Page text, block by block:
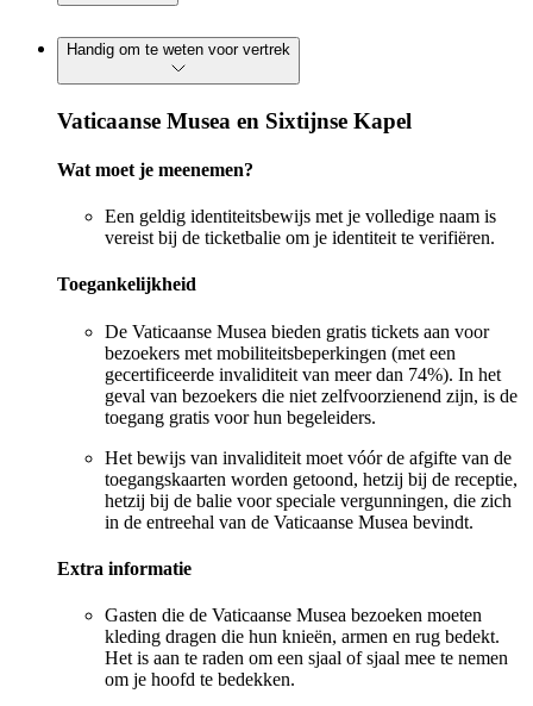
Handig om te weten voor vertrek
Vaticaanse Musea en Sixtijnse Kapel
Wat moet je meenemen?
Een geldig identiteitsbewijs met je volledige naam is
vereist bij de ticketbalie om je identiteit te verifiëren.
Toegankelijkheid
De Vaticaanse Musea bieden gratis tickets aan voor
bezoekers met mobiliteitsbeperkingen (met een
gecertificeerde invaliditeit van meer dan 74%). In het
geval van bezoekers die niet zelfvoorzienend zijn, is de
toegang gratis voor hun begeleiders.
Het bewijs van invaliditeit moet vóór de afgifte van de
toegangskaarten worden getoond, hetzij bij de receptie,
hetzij bij de balie voor speciale vergunningen, die zich
in de entreehal van de Vaticaanse Musea bevindt.
Extra informatie
Gasten die de Vaticaanse Musea bezoeken moeten
kleding dragen die hun knieën, armen en rug bedekt.
Het is aan te raden om een sjaal of sjaal mee te nemen
om je hoofd te bedekken.